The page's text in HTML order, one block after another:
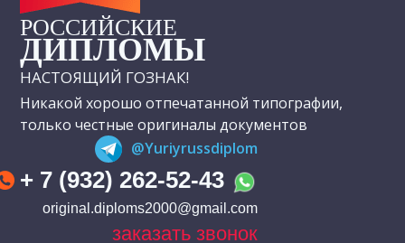
РОССИЙСКИЕ
ДИПЛОМЫ
НАСТОЯЩИЙ ГОЗНАК!
Никакой хорошо отпечатанной типографии,
только честные оригиналы документов
@Yuriyrussdiplom
+ 7 (932) 262-52-43
original.diploms2000@gmail.com
заказать звонок